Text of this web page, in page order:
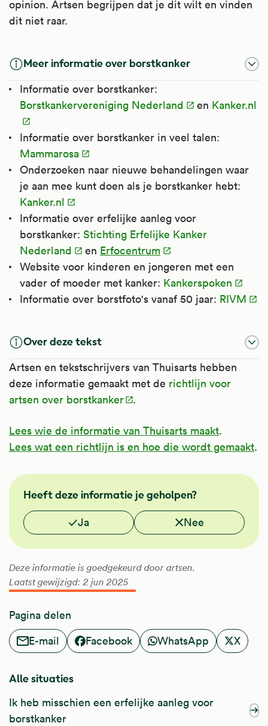
opinion. Artsen begrijpen dat je dit wilt en vinden
dit niet raar.
Meer informatie over borstkanker
Informatie over borstkanker:
Borstkankervereniging Nederland
en Kanker.nl
Informatie over borstkanker in veel talen:
Mammarosa
Onderzoeken naar nieuwe behandelingen waar
je aan mee kunt doen als je borstkanker hebt:
Kanker.nl
Informatie over erfelijke aanleg voor
borstkanker: Stichting Erfelijke Kanker
Nederland
en Erfocentrum
Website voor kinderen en jongeren met een
vader of moeder met kanker: Kankerspoken
Informatie over borstfoto's vanaf 50 jaar: RIVM
Over deze tekst
Artsen en tekstschrijvers van Thuisarts hebben
deze informatie gemaakt met de richtlijn voor
artsen over borstkanker
.
Lees wie de informatie van Thuisarts maakt.
Lees wat een richtlijn is en hoe die wordt gemaakt.
FMS
Heeft deze informatie je geholpen?
Vond je deze informatie nuttig?
Ja Nee
Deze informatie is goedgekeurd door artsen.
Laatst gewijzigd: 2 jun 2025
Pagina delen
E-mail
Facebook WhatsApp X
Alle situaties
Ik heb misschien een erfelijke aanleg voor
borstkanker